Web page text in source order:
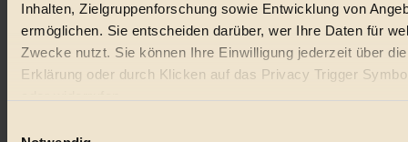
Inhalten, Zielgruppenforschung sowie Entwicklung von
ermöglichen. Sie entscheiden darüber, wer Ihre Daten für
Zwecke nutzt. Sie können Ihre Einwilligung jederzeit über
Erklärung oder durch Klicken auf das Privacy Trigger
© 2026 Biorama GmbH